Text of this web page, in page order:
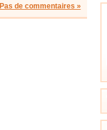
Pas de commentaires »